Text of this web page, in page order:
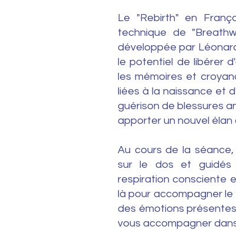
Le "Rebirth" en
technique de
développée par
le potentiel de libérer
les mémoires et
liées à la naissance et
guérison de blessures
apporter un nouvel élan
Au cours de la
sur le dos et guidés
respiration consciente
là pour accompagner
des émotions
vous accompagner